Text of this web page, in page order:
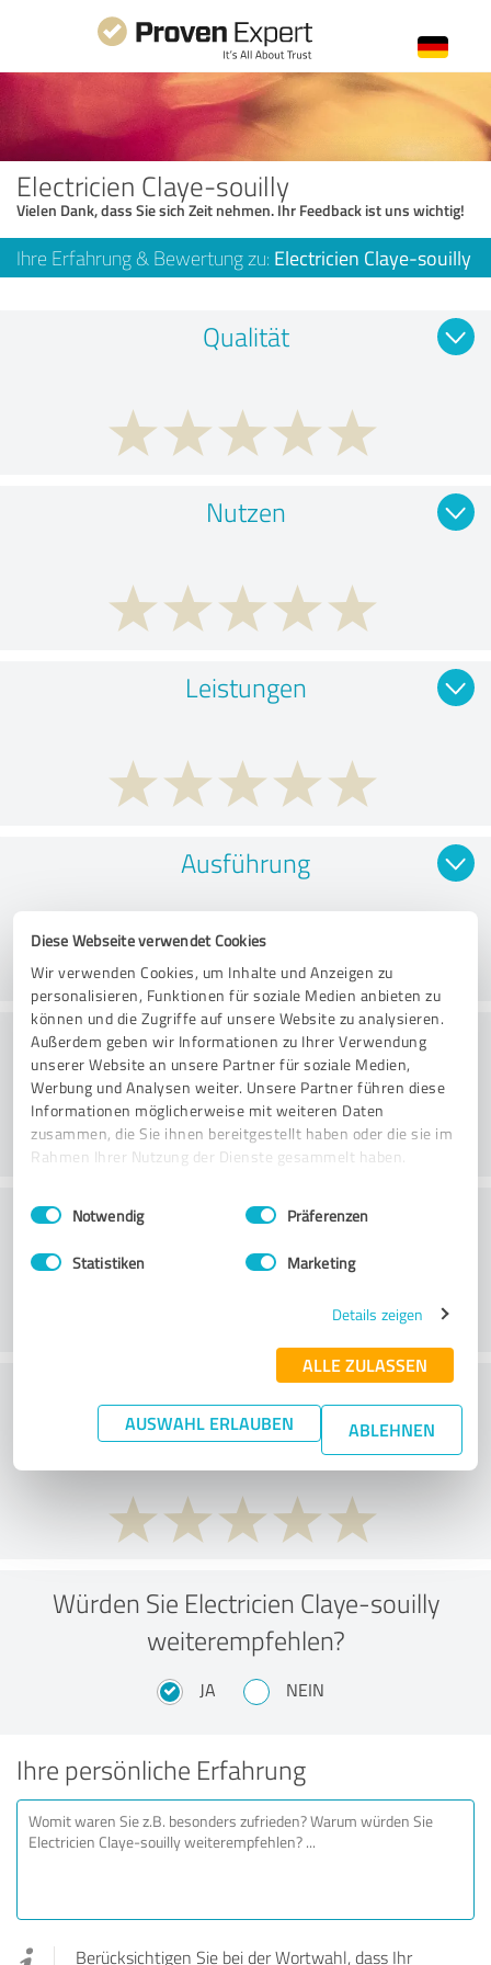
Diese Webseite verwendet Cookies
Wir verwenden Cookies, um Inhalte und Anzeigen zu
personalisieren, Funktionen für soziale Medien anbieten zu
können und die Zugriffe auf unsere Website zu analysieren.
Außerdem geben wir Informationen zu Ihrer Verwendung
unserer Website an unsere Partner für soziale Medien,
Werbung und Analysen weiter. Unsere Partner führen diese
Informationen möglicherweise mit weiteren Daten
zusammen, die Sie ihnen bereitgestellt haben oder die sie im
Rahmen Ihrer Nutzung der Dienste gesammelt haben.
Impressum Datenschutzbestimmungen
Einwilligungsauswahl
Notwendig Präferenzen
Statistiken Marketing
Details zeigen
ALLE ZULASSEN
AUSWAHL ERLAUBEN ABLEHNEN
Electricien Claye-souilly
Vielen Dank, dass Sie sich Zeit nehmen. Ihr Feedback ist uns wichtig!
Ihre Erfahrung & Bewertung zu: Electricien Claye-souilly
Qualität
Nutzen
Leistungen
Ausführung
Beratung
Kundenservice
Wie beurteilen Sie das
Preis-/Leistungsverhältnis?
Würden Sie Electricien Claye-souilly
weiterempfehlen?
JA NEIN
Ihre persönliche Erfahrung
Berücksichtigen Sie bei der Wortwahl, dass Ihr